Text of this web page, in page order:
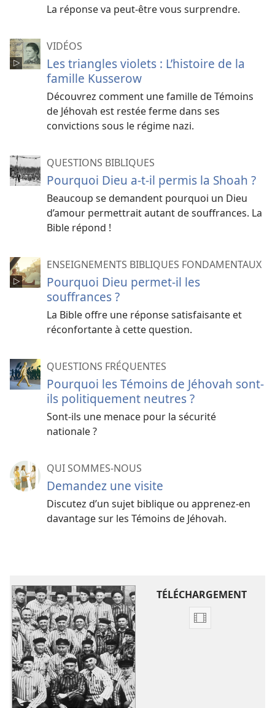
La réponse va peut-être vous surprendre.
VIDÉOS
Les triangles violets : L’histoire de la
famille Kusserow
Découvrez comment une famille de Témoins
de Jéhovah est restée ferme dans ses
convictions sous le régime nazi.
QUESTIONS BIBLIQUES
Pourquoi Dieu a-t-il permis la Shoah ?
Beaucoup se demandent pourquoi un Dieu
d’amour permettrait autant de souffrances. La
Bible répond !
ENSEIGNEMENTS BIBLIQUES FONDAMENTAUX
Pourquoi Dieu permet-il les
souffrances ?
La Bible offre une réponse satisfaisante et
réconfortante à cette question.
QUESTIONS FRÉQUENTES
Pourquoi les Témoins de Jéhovah sont-
ils politiquement neutres ?
Sont-ils une menace pour la sécurité
nationale ?
QUI SOMMES-NOUS
Demandez une visite
Discutez d’un sujet biblique ou apprenez-​en
davantage sur les Témoins de Jéhovah.
TÉLÉCHARGEMENT
Options